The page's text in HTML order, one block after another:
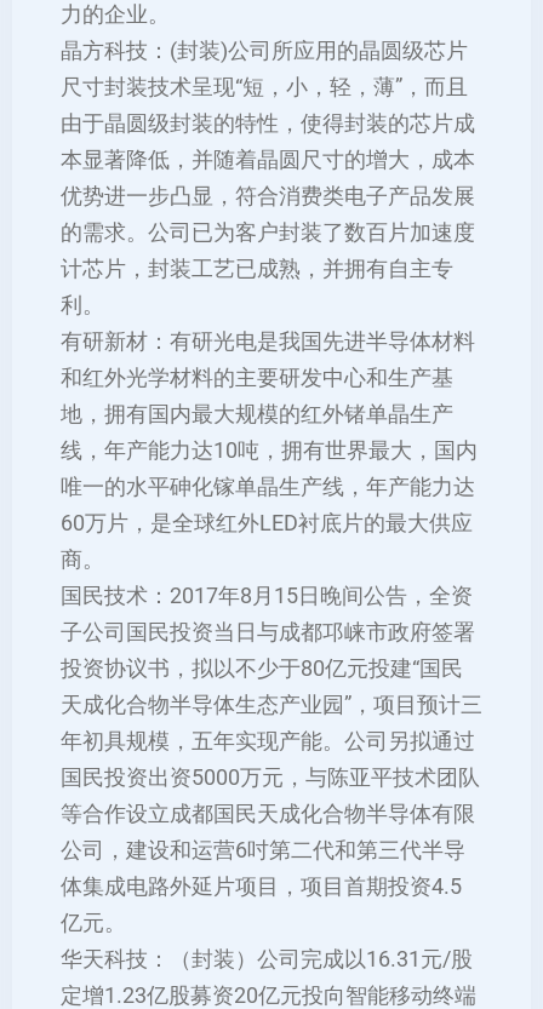
力的企业。
晶方科技：(封装)公司所应用的晶圆级芯片
尺寸封装技术呈现“短，小，轻，薄”，而且
由于晶圆级封装的特性，使得封装的芯片成
本显著降低，并随着晶圆尺寸的增大，成本
优势进一步凸显，符合消费类电子产品发展
的需求。公司已为客户封装了数百片加速度
计芯片，封装工艺已成熟，并拥有自主专
利。
有研新材：有研光电是我国先进半导体材料
和红外光学材料的主要研发中心和生产基
地，拥有国内最大规模的红外锗单晶生产
线，年产能力达10吨，拥有世界最大，国内
唯一的水平砷化镓单晶生产线，年产能力达
60万片，是全球红外LED衬底片的最大供应
商。
国民技术：2017年8月15日晚间公告，全资
子公司国民投资当日与成都邛崃市政府签署
投资协议书，拟以不少于80亿元投建“国民
天成化合物半导体生态产业园”，项目预计三
年初具规模，五年实现产能。公司另拟通过
国民投资出资5000万元，与陈亚平技术团队
等合作设立成都国民天成化合物半导体有限
公司，建设和运营6吋第二代和第三代半导
体集成电路外延片项目，项目首期投资4.5
亿元。
华天科技：（封装）公司完成以16.31元/股
定增1.23亿股募资20亿元投向智能移动终端